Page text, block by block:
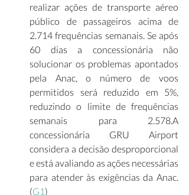
realizar ações de transporte aéreo
público de passageiros acima de
2.714 frequências semanais. Se após
60 dias a concessionária não
solucionar os problemas apontados
pela Anac, o número de voos
permitidos será reduzido em 5%,
reduzindo o limite de frequências
semanais para 2.578.A
concessionária GRU Airport
considera a decisão desproporcional
e está avaliando as ações necessárias
para atender às exigências da Anac.
(G1 )